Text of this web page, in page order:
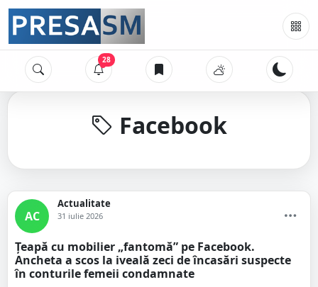
28
Facebook
AC
Actualitate
31 iulie 2026
Țeapă cu mobilier „fantomă” pe Facebook.
Ancheta a scos la iveală zeci de încasări suspecte
în conturile femeii condamnate